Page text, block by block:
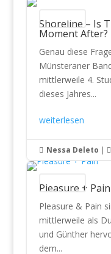
CD Reviews
Shoreline – Is
Moment After?
Genau diese
Münsteraner
mittlerweile 4.
dieses Jahres...
weiterlesen
 Nessa Deleto | 
CD Reviews
Pleasure + Pain
Pleasure & Pain
mittlerweile als
und Günther
dem...